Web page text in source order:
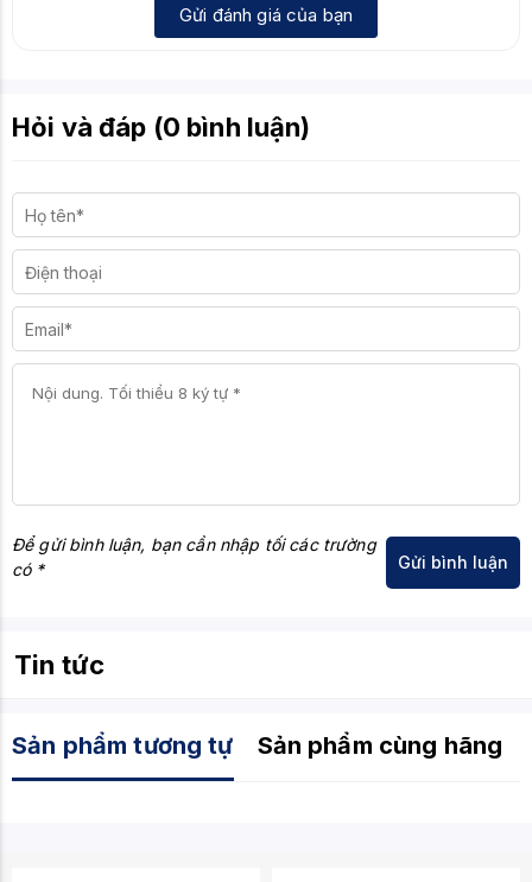
Khoảng 315 x 135 x 35mm (Xấp xỉ cho
layout 75%)
Gửi đánh giá của bạn
Hỏi và đáp (0 bình luận)
Để gửi bình luận, bạn cần nhập tối các trường
có *
Tin tức
Sản phẩm tương tự Sản phẩm cùng hãng